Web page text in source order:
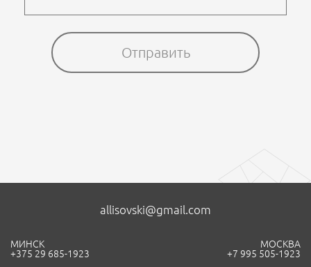
МИНСК
+375 29 685-1923
allisovski@gmail.com
МОСКВА
+7 995 505-1923